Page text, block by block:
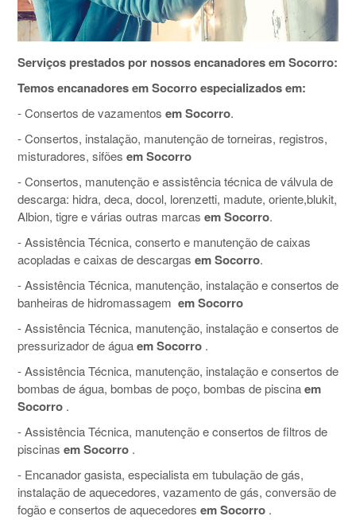
Serviços prestados por nossos encanadores em Socorro:
Temos encanadores em Socorro especializados em:
- Consertos de vazamentos em Socorro.
- Consertos, instalação, manutenção de torneiras, registros,
misturadores, sifões em Socorro
- Consertos, manutenção e assistência técnica de válvula de
descarga: hidra, deca, docol, lorenzetti, madute, oriente,blukit,
Albion, tigre e várias outras marcas em Socorro.
- Assistência Técnica, conserto e manutenção de caixas
acopladas e caixas de descargas em Socorro.
- Assistência Técnica, manutenção, instalação e consertos de
banheiras de hidromassagem em Socorro
- Assistência Técnica, manutenção, instalação e consertos de
pressurizador de águaem Socorro .
- Assistência Técnica, manutenção, instalação e consertos de
bombas de água, bombas de poço, bombas de piscinaem
Socorro .
- Assistência Técnica, manutenção e consertos de filtros de
piscinas em Socorro .
- Encanador gasista, especialista em tubulação de gás,
instalação de aquecedores, vazamento de gás, conversão de
fogão e consertos de aquecedores em Socorro .